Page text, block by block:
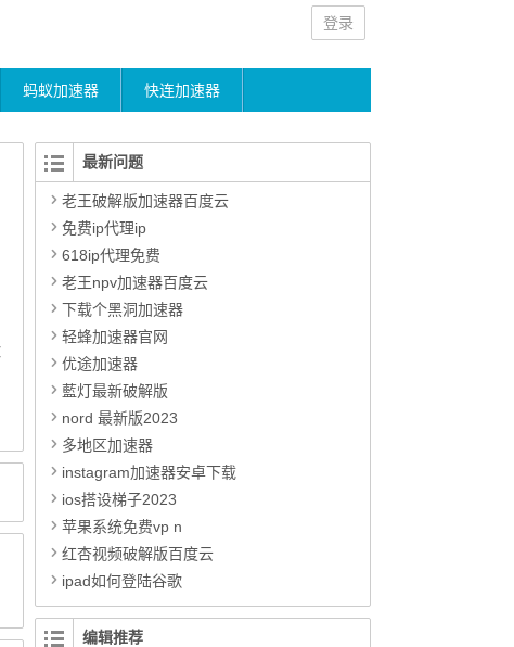
登录
蚂蚁加速器 快连加速器
最新问题
老王破解版加速器百度云
免费ip代理ip
618ip代理免费
老王npv加速器百度云
下载个黑洞加速器
轻蜂加速器官网
优途加速器
藍灯最新破解版
nord 最新版2023
多地区加速器
instagram加速器安卓下载
ios搭设梯子2023
苹果系统免费vp n
红杏视频破解版百度云
ipad如何登陆谷歌
编辑推荐